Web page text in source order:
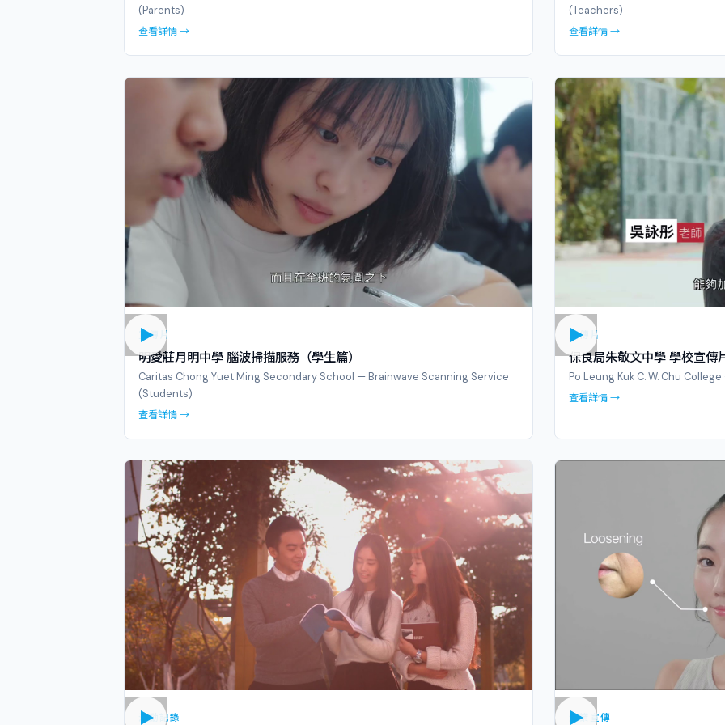
(Parents)
查看詳情 →
(Teachers)
查看詳情 →
宣傳片
明愛莊月明中學 腦波掃描服務（學生篇）
Caritas Chong Yuet Ming Secondary School — Brainwave Scanning Service
(Students)
查看詳情 →
宣傳片
保良局朱敬文中學 學校宣傳
Po Leung Kuk C. W. Chu
查看詳情 →
活動記錄 企業宣傳